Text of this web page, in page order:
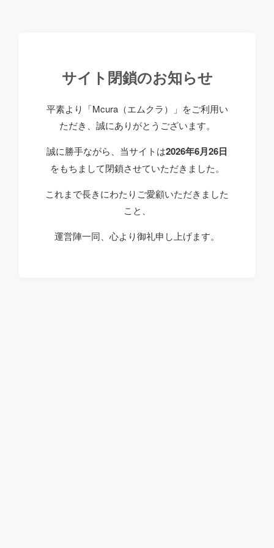
サイト閉鎖のお知らせ
平素より「Mcura（エムクラ）」をご利用い
ただき、誠にありがとうございます。
誠に勝手ながら、当サイトは2026年6月26日
をもちまして閉鎖させていただきました。
これまで長きにわたりご愛顧いただきました
こと、
運営陣一同、心より御礼申し上げます。